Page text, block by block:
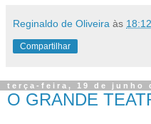
Reginaldo de Oliveira às 18:12
Compartilhar
terça-feira, 19 de junho
O GRANDE